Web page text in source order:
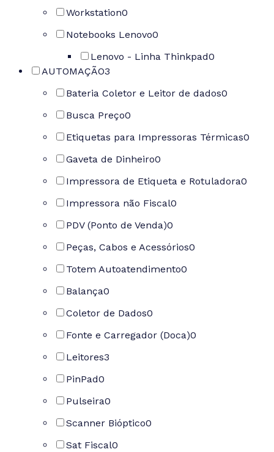
Workstation0
Notebooks Lenovo0
Lenovo - Linha Thinkpad0
AUTOMAÇÃO3
Bateria Coletor e Leitor de dados0
Busca Preço0
Etiquetas para Impressoras Térmicas0
Gaveta de Dinheiro0
Impressora de Etiqueta e Rotuladora0
Impressora não Fiscal0
PDV (Ponto de Venda)0
Peças, Cabos e Acessórios0
Totem Autoatendimento0
Balança0
Coletor de Dados0
Fonte e Carregador (Doca)0
Leitores3
PinPad0
Pulseira0
Scanner Bióptico0
Sat Fiscal0